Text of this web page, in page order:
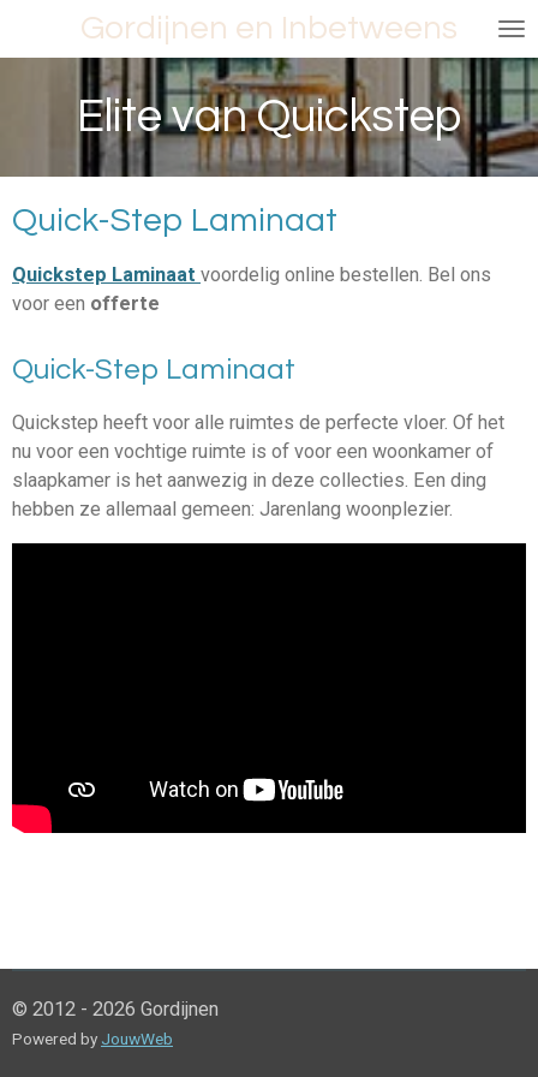
direct
hoofdinhoud
Gordijnen en Inbetweens
Elite van Quickstep
Quick-Step Laminaat
Quickstep Laminaat voordelig online bestellen. Bel ons
voor een offerte
Quick-Step Laminaat
Quickstep heeft voor alle ruimtes de perfecte vloer. Of het
nu voor een vochtige ruimte is of voor een woonkamer of
slaapkamer is het aanwezig in deze collecties. Een ding
hebben ze allemaal gemeen: Jarenlang woonplezier.
© 2012 - 2026 Gordijnen
Powered by JouwWeb